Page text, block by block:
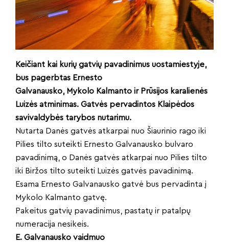
Keičiant kai kurių gatvių pavadinimus uostamiestyje,
bus pagerbtas Ernesto
Galvanausko, Mykolo Kalmanto ir Prūsijos karalienės
Luizės atminimas. Gatvės pervadintos Klaipėdos
savivaldybės tarybos nutarimu.
Nutarta Danės gatvės atkarpai nuo Šiaurinio rago iki
Pilies tilto suteikti Ernesto Galvanausko bulvaro
pavadinimą, o Danės gatvės atkarpai nuo Pilies tilto
iki Biržos tilto suteikti Luizės gatvės pavadinimą.
Esama Ernesto Galvanausko gatvė bus pervadinta į
Mykolo Kalmanto gatvę.
Pakeitus gatvių pavadinimus, pastatų ir patalpų
numeracija nesikeis.
E. Galvanausko vaidmuo